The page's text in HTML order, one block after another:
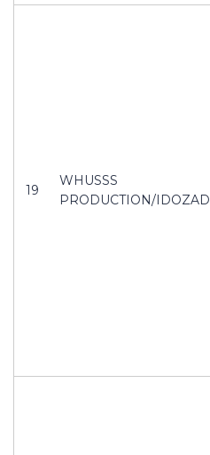
19
WHUSSS
PRODUCTION/IDOZAD